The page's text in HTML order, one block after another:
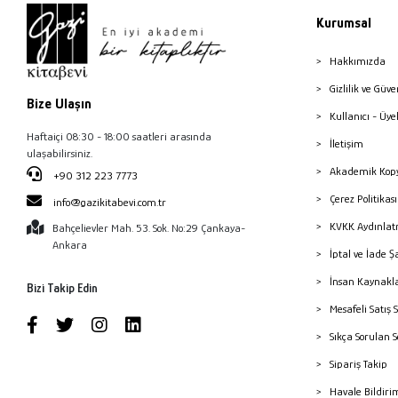
Erdal Eke
Evin Kırmızıtoprak
Eyyüp Yildiz
Fatma Nuray Kuşçu
Gökhan Ağaç
Hüseyin Eriş
Mehmet Yorulmaz
Melek Yağcı Özen
Nezihe Tüfekci
Seden Dürüstkan
Bize Ulaşın
Haftaiçi 08:30 - 18:00 saatleri arasında
ulaşabilirsiniz.
+90 312 223 7773
info@gazikitabevi.com.tr
Bahçelievler Mah. 53. Sok. No:29 Çankaya-
Ankara
Bizi Takip Edin
Kurumsal
Hakkımızda
Gizlilik ve
Kullanıcı -
İletişim
Akademik
Çerez
KVKK
İptal ve İade
İnsan
Mesafeli Satış
Sıkça Sorulan
Sipariş Takip
Havale